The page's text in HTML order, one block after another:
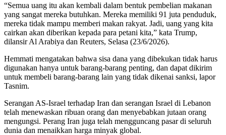
“Semua uang itu akan kembali dalam bentuk pembelian makanan
yang sangat mereka butuhkan. Mereka memiliki 91 juta penduduk,
mereka tidak mampu memberi makan rakyat. Jadi, uang yang kita
cairkan akan diberikan kepada para petani kita,” kata Trump,
dilansir Al Arabiya dan Reuters, Selasa (23/6/2026).
Hemmati mengatakan bahwa sisa dana yang dibekukan tidak harus
digunakan hanya untuk barang-barang penting, dan dapat dikirim
untuk membeli barang-barang lain yang tidak dikenai sanksi, lapor
Tasnim.
Serangan AS-Israel terhadap Iran dan serangan Israel di Lebanon
telah menewaskan ribuan orang dan menyebabkan jutaan orang
mengungsi. Perang Iran juga telah mengguncang pasar di seluruh
dunia dan menaikkan harga minyak global.